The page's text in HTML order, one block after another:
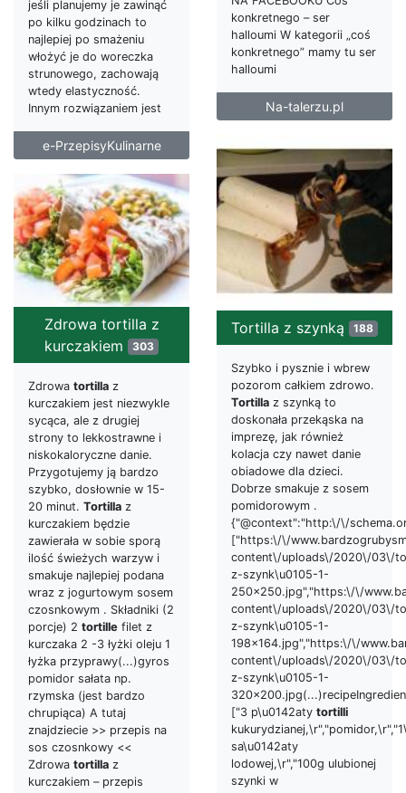
jeśli planujemy je zawinąć
po kilku godzinach to
najlepiej po smażeniu
włożyć je do woreczka
strunowego, zachowają
wtedy elastyczność.
Innym rozwiązaniem jest
e-PrzepisyKulinarne
konkretnego – ser
halloumi W kategorii „coś
konkretnego” mamy tu ser
halloumi
Na-talerzu.pl
Tortilla z szynką 188
Szybko i pysznie i wbrew
pozorom całkiem zdrowo.
Tortilla z szynką to
doskonała przekąska na
imprezę, jak również
kolacja czy nawet danie
obiadowe dla dzieci.
Dobrze smakuje z sosem
pomidorowym .
{"@context":"http:\/\/
["https:\/\/
content\/uploads\/2020\/03\/
z-szynk\u0105-1-
250x250.jpg","https:\/\/
content\/uploads\/2020\/03\/
z-szynk\u0105-1-
198x164.jpg","https:\/\/
content\/uploads\/2020\/03\/
z-szynk\u0105-1-
["3 p\u0142aty tortilli
sa\u0142aty
lodowej,\r","100g ulubionej
szynki w
Zdrowa tortilla z
kurczakiem 303
Zdrowa tortilla z
kurczakiem jest niezwykle
sycąca, ale z drugiej
strony to lekkostrawne i
niskokaloryczne danie.
Przygotujemy ją bardzo
szybko, dosłownie w 15-
20 minut. Tortilla z
kurczakiem będzie
zawierała w sobie sporą
ilość świeżych warzyw i
smakuje najlepiej podana
wraz z jogurtowym sosem
czosnkowym . Składniki (2
porcje) 2 tortille filet z
kurczaka 2 -3 łyżki oleju 1
łyżka przyprawy(...)gyros
pomidor sałata np.
rzymska (jest bardzo
chrupiąca) A tutaj
znajdziecie >> przepis na
sos czosnkowy <<
Zdrowa tortilla z
kurczakiem – przepis